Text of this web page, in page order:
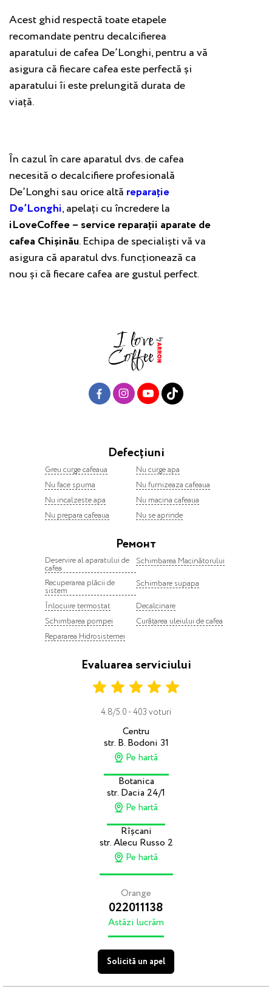
Acest ghid respectă toate etapele
recomandate pentru decalcifierea
aparatului de cafea De’Longhi, pentru a vă
asigura că fiecare cafea este perfectă și
aparatului îi este prelungită durata de
viață.
În cazul în care aparatul dvs. de cafea
necesită o decalcifiere profesională
De’Longhi sau orice altă reparație
De’Longhi, apelați cu încredere la
iLoveCoffee – service reparații aparate de
cafea Chișinău. Echipa de specialiști vă va
asigura că aparatul dvs. funcționează ca
nou și că fiecare cafea are gustul perfect.
Defecțiuni
Greu curge cafeaua
Nu curge apa
Nu face spuma
Nu furnizeaza cafeaua
Nu incalzeste apa
Nu macina cafeaua
Nu prepara cafeaua
Nu se aprinde
Ремонт
Deservire al aparatului de
cafea
Schimbarea Macinătorului
Recuperarea plăcii de
sistem
Schimbare supapa
Înlocuire termostat
Decalcinare
Schimbarea pompei
Curățarea uleiului de cafea
Repararea Hidrosistemei
Evaluarea serviciului
4.8/5.0 - 403 voturi
Centru
str. B. Bodoni 31
Pe hartă
Botanica
str. Dacia 24/1
Pe hartă
Rîșcani
str. Alecu Russo 2
Pe hartă
Orange
022011138
Astăzi lucrăm
Solicită un apel